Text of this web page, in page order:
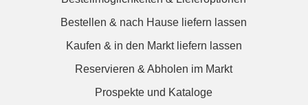
Bestellen & nach Hause liefern lassen
Kaufen & in den Markt liefern lassen
Reservieren & Abholen im Markt
Prospekte und Kataloge